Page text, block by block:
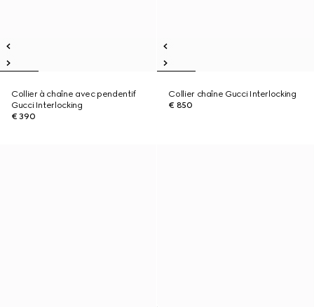
Collier à chaîne avec pendentif
Gucci Interlocking
€ 390
Collier chaîne Gucci Interlocking
€ 850